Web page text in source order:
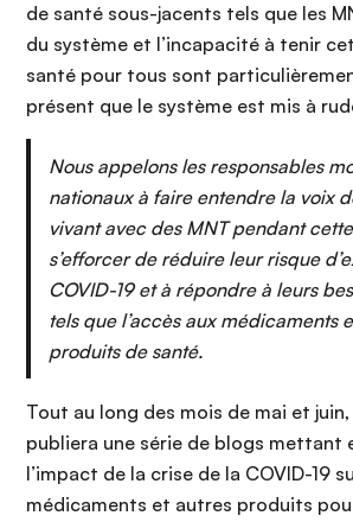
de santé sous-jacents tels que les
du système et l’incapacité à tenir
santé pour tous sont
présent que le système est mis à
Nous appelons les responsables
nationaux à faire entendre la voix
vivant avec des MNT pendant
s’efforcer de réduire leur risque
COVID-19 et à répondre à leurs
tels que l’accès aux médicaments
produits de santé.
Tout au long des mois de mai et
publiera une série de blogs mettant
l’impact de la crise de la COVID-19
médicaments et autres produits